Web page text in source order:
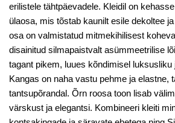
erilistele tähtpäevadele. Kleidil on
ülaosa, mis tõstab kaunilt esile dekoltee
osa on valmistatud mitmekihilisest
disainitud silmapaistvalt asümmeetrilise
tagant pikem, luues kõndimisel luksusliku
Kangas on naha vastu pehme ja elastne,
tantsupõrandal. Õrn roosa toon lisab
värskust ja elegantsi. Kombineeri kleiti